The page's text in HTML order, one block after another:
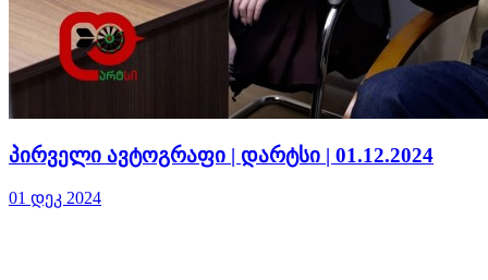
პირველი ავტოგრაფი | დარტსი | 01.12.2024
01 დეკ 2024